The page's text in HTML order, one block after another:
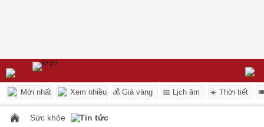
Mới nhất Xem nhiều 💰 Giá vàng 📅 Lịch âm ☀️ Thời tiết
Sức khỏe Tin tức